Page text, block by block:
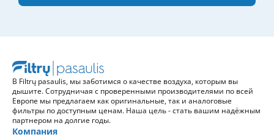
В Filtrų pasaulis, мы заботимся о качестве воздуха, которым вы
дышите. Сотрудничая с проверенными производителями по всей
Европе мы предлагаем как оригинальные, так и аналоговые
фильтры по доступным ценам. Наша цель - стать вашим надёжным
партнером на долгие годы.
Компания